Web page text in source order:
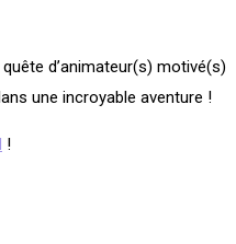
d’animateur(s) motivé(s)
une incroyable aventure !
!